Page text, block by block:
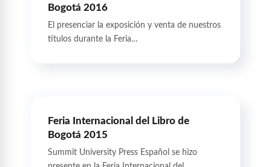
Bogotá 2016
El presenciar la exposición y venta de nuestros
títulos durante la Feria…
Feria Internacional del Libro de
Bogotá 2015
Summit University Press Español se hizo